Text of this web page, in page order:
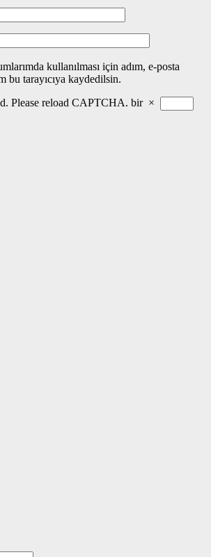
kullanılması için adım, e-posta
bu tarayıcıya kaydedilsin.
Please reload CAPTCHA. bir ×